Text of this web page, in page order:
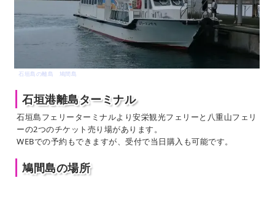
石垣島の離島 鳩間島
石垣港離島ターミナル
石垣島フェリーターミナルより安栄観光フェリーと八重山フェリ
ーの2つのチケット売り場があります。
WEBでの予約もできますが、受付で当日購入も可能です。
鳩間島の場所